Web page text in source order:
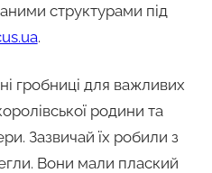
структурами під
.
гробниці для важливих
родини та
Зазвичай їх робили з
Вони мали плаский